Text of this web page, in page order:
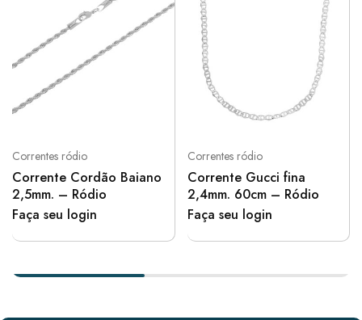
Correntes ródio
Corrente Cordão Baiano
2,5mm. – Ródio
Faça seu login
Correntes ródio
Corrente Gucci fina
2,4mm. 60cm – Ródio
Faça seu login